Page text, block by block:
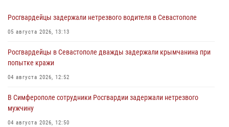
Росгвардейцы задержали нетрезвого водителя в Севастополе
05 августа 2026, 13:13
Росгвардейцы в Севастополе дважды задержали крымчанина при
попытке кражи
04 августа 2026, 12:52
В Симферополе сотрудники Росгвардии задержали нетрезвого
мужчину
04 августа 2026, 12:50